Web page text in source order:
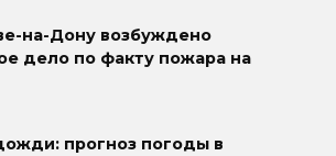
на-Дону возбуждено
дело по факту пожара на
прогноз погоды в